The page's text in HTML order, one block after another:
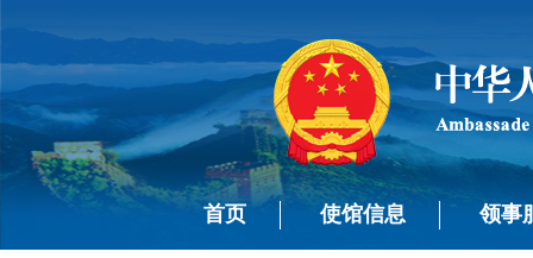
首页 使馆信息 领事